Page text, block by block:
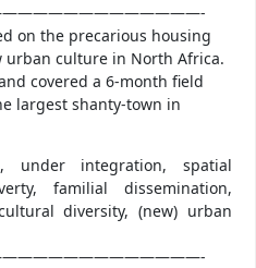
on the precarious housing
urban culture in North Africa.
covered a 6-month field
largest shanty-town in
under integration, spatial
familial dissemination,
diversity, (new) urban